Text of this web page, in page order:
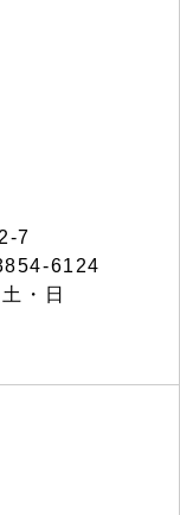
7
6124
・日